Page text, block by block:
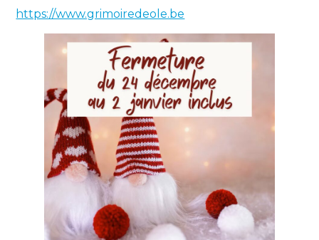
https://www.grimoiredeole.be